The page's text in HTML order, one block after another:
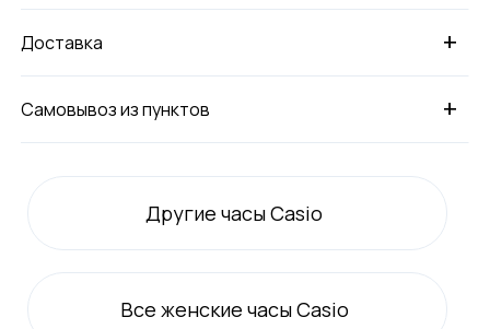
+
Доставка
+
Самовывоз из пунктов
Другие часы Casio
Все женские часы Casio